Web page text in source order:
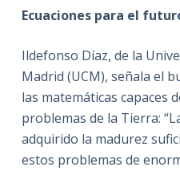
Ecuaciones para el
Ildefonso Díaz, de la
Madrid (UCM), señala el
las matemáticas capaces
problemas de la Tierra:
adquirido la madurez
estos problemas de